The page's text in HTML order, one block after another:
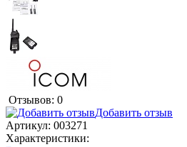
Отзывов: 0
Добавить отзыв
Артикул: 003271
Характеристики: